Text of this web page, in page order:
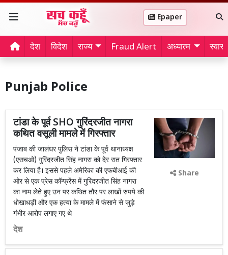
Epaper
देश विदेश राज्य Fraud Alert अध्यात्म
Punjab Police
टांडा के पूर्व SHO गुरिंदरजीत नागरा
कथित वसूली मामले में गिरफ्तार
पंजाब की जालंधर पुलिस ने टांडा के पूर्व थानाध्यक्ष
(एसचओ) गुरिंदरजीत सिंह नागरा को देर रात गिरफ्तार
कर लिया है। इससे पहले अमेरिका की एफबीआई की
ओर से एक प्रेस कॉन्फ्रेंस में गुरिंदरजीत सिंह नागरा
का नाम लेते हुए उन पर कथित तौर पर लाखों रुपये की
धोखाधड़ी और एक हत्या के मामले में फंसाने से जुड़े
गंभीर आरोप लगाए गए थे
देश
Share